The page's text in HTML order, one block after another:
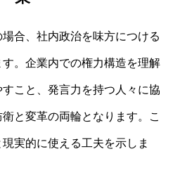
合、社内政治を味方につける
。企業内での権力構造を理解
こと、発言力を持つ人々に協
と変革の両輪となります。こ
実的に使える工夫を示しま